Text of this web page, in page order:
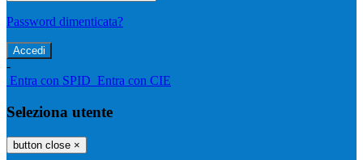
Password dimenticata?
-
Entra con SPID Entra con CIE
Seleziona utente
button close ×